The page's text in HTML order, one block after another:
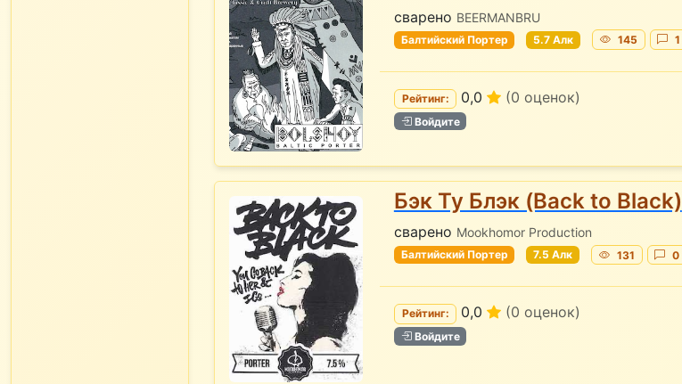
сварено BEERMANBRU
Балтийский Портер 5.7 Алк 145 1
Рейтинг: 0,0 (0 оценок)
Войдите
Бэк Ту Блэк (Back to Black)
сварено Mookhomor Production
Балтийский Портер 7.5 Алк 131 0
Рейтинг: 0,0 (0 оценок)
Войдите